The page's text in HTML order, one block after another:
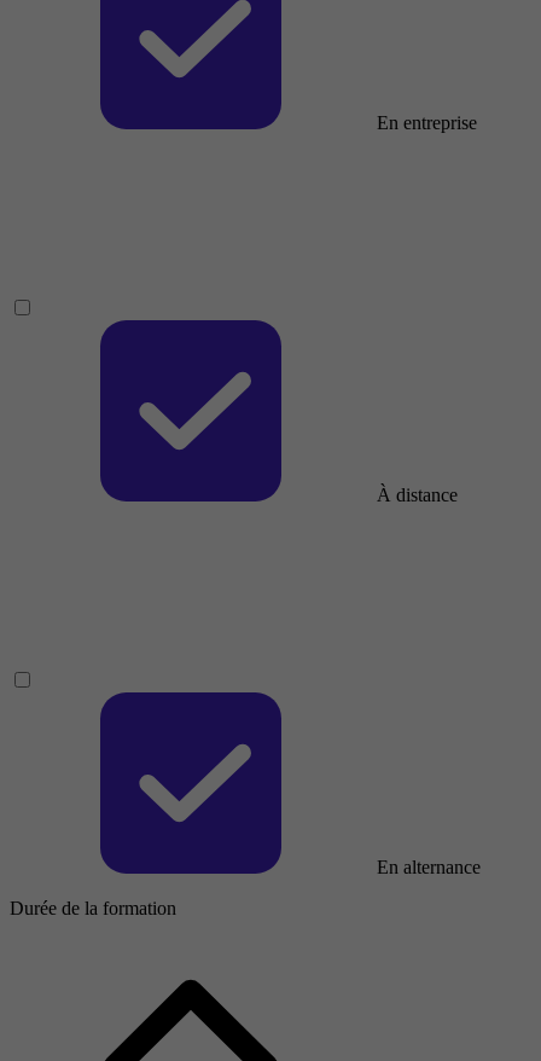
En entreprise
À distance
En alternance
Durée de la formation